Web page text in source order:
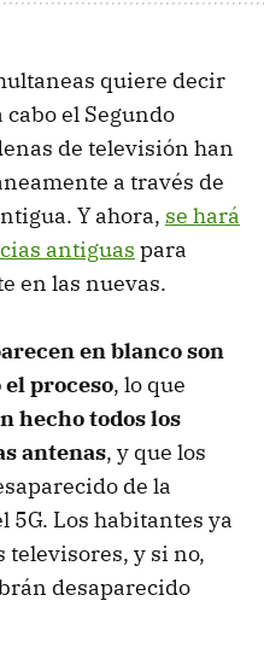
quiere decir
el Segundo
de televisión han
a través de
Y ahora, se hará
antiguas para
en las nuevas.
en blanco son
proceso, lo que
hecho todos los
antenas, y que los
de la
Los habitantes ya
y si no,
desaparecido